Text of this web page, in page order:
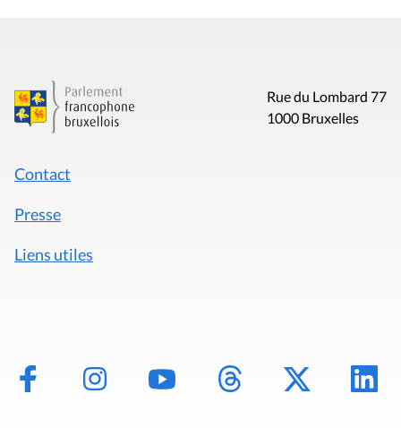
Rue du Lombard 77
1000 Bruxelles
Contact
Presse
Liens utiles